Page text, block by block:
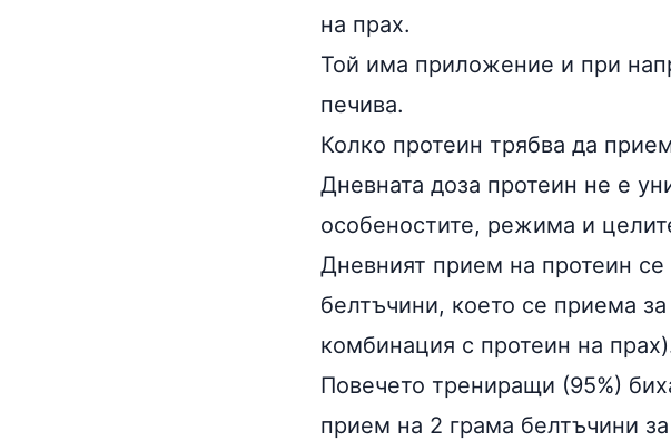
на прах.
Той има приложение и при
печива.
Колко протеин трябва да
Дневната доза протеин не е
особеностите, режима и
Дневният прием на протеин
белтъчини, което се приема
комбинация с протеин на прах
Повечето трениращи (95%)
прием на 2 грама белтъчини